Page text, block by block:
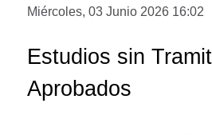
Miércoles, 03 Junio 2026 16:02
Estudios sin
Aprobados